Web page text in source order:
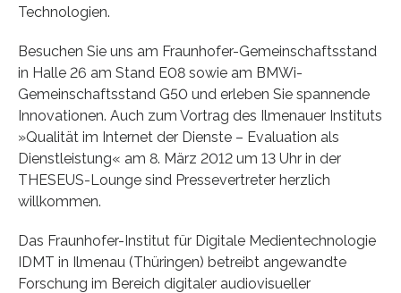
Technologien.
Besuchen Sie uns am Fraunhofer-Gemeinschaftsstand
in Halle 26 am Stand E08 sowie am BMWi-
Gemeinschaftsstand G50 und erleben Sie spannende
Innovationen. Auch zum Vortrag des Ilmenauer Instituts
»Qualität im Internet der Dienste – Evaluation als
Dienstleistung« am 8. März 2012 um 13 Uhr in der
THESEUS-Lounge sind Pressevertreter herzlich
willkommen.
Das Fraunhofer-Institut für Digitale Medientechnologie
IDMT in Ilmenau (Thüringen) betreibt angewandte
Forschung im Bereich digitaler audiovisueller